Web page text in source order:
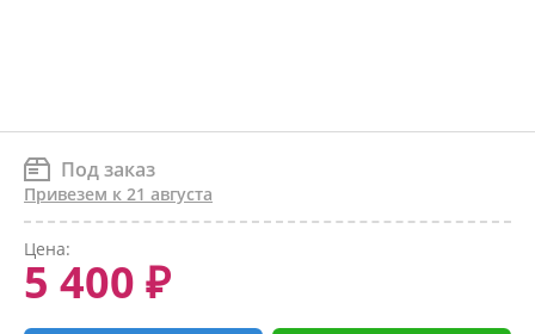
Под заказ
Привезем к 21 августа
Цена:
5 400 ₽